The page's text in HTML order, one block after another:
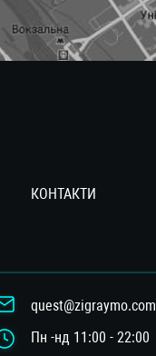
КОНТАКТИ
Пн -нд 11:00 - 22:00
quest@zigraymo.com